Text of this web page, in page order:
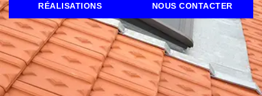
RÉALISATIONS NOUS CONTACTER